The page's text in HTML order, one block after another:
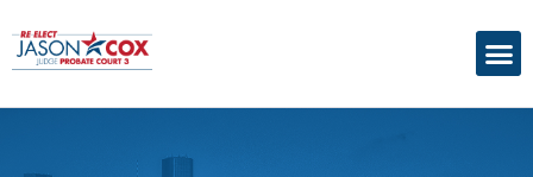
ABOUT